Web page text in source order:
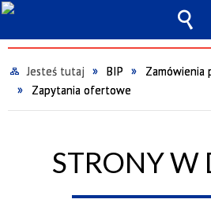
Jesteś tutaj BIP
Zamówienia
Zapytania ofertowe
STRONY W